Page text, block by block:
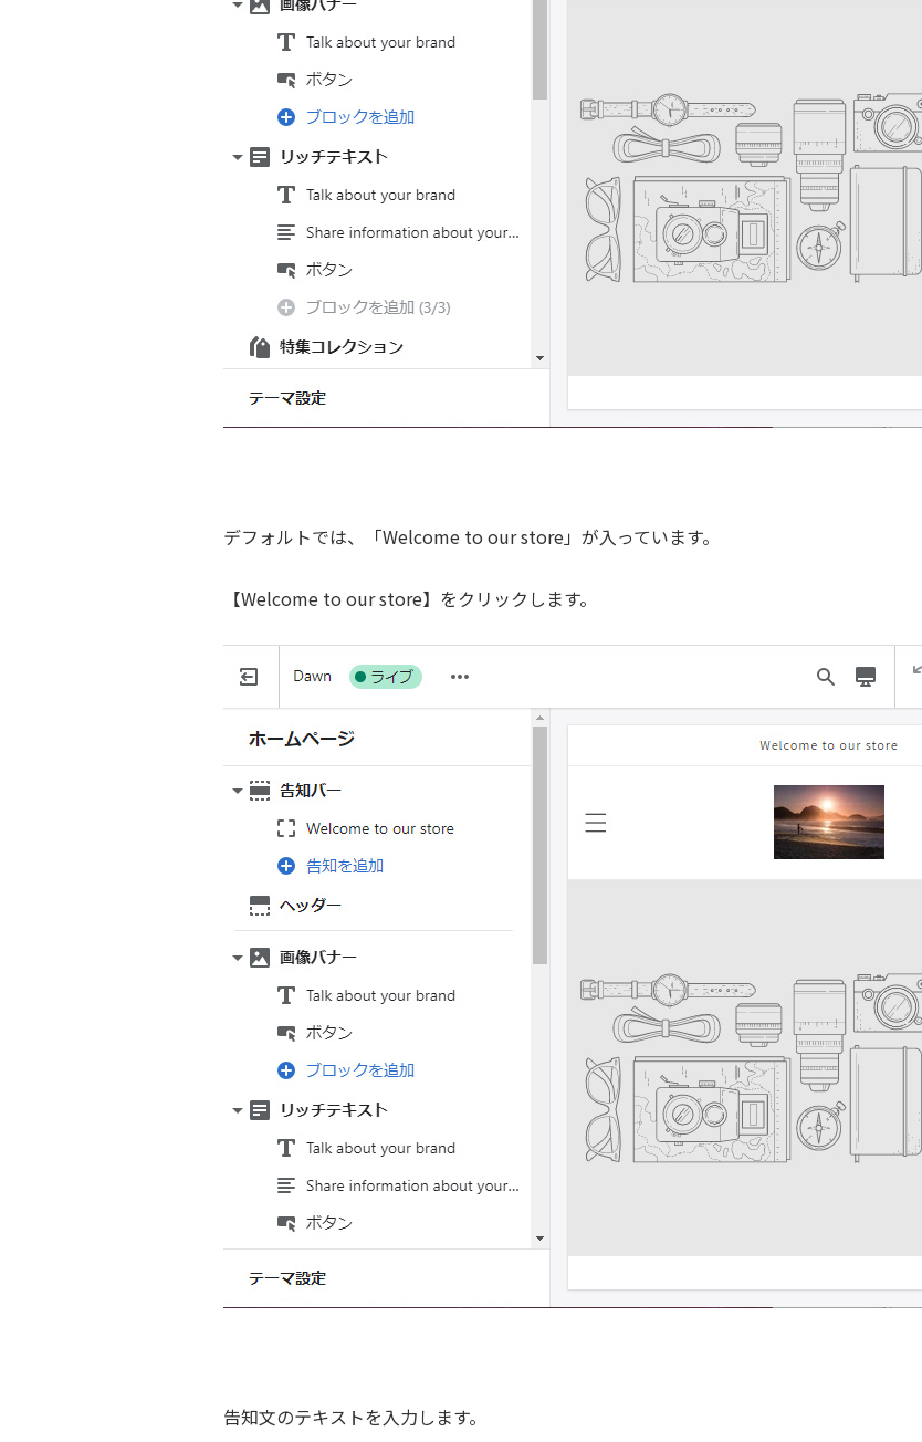
デフォルトでは、「Welcome to our store」が入っています。
【Welcome to our store】をクリックします。
告知文のテキストを入力します。